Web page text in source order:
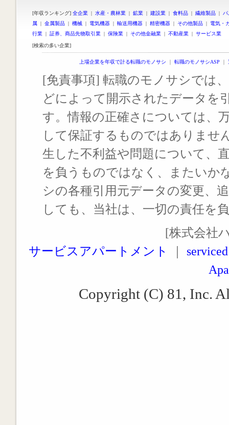
[年収ランキング] 全企業 | 水産・農林業 | 鉱業 | 建設業 | 食料品 | 繊維製品 |
属 | 金属製品 | 機械 | 電気機器 | 輸送用機器 | 精密機器 | その他製品 | 電気・
行業 | 証券、商品先物取引業 | 保険業 | その他金融業 | 不動産業 | サービス業
[検索の多い企業]
上場企業を年収で計る転職のモノサシ ｜ 転職のモノサシASP ｜
[免責事項] 転職のモノサシでは
どによって開示されたデータを
す。情報の正確さについては、
して保証するものではありませ
生した不利益や問題について、
を負うものではなく、またいか
シの各種引用元データの変更、
しても、当社は、一切の責任を
[株式会社
サービスアパートメント
Copyright (C) 81, Inc.